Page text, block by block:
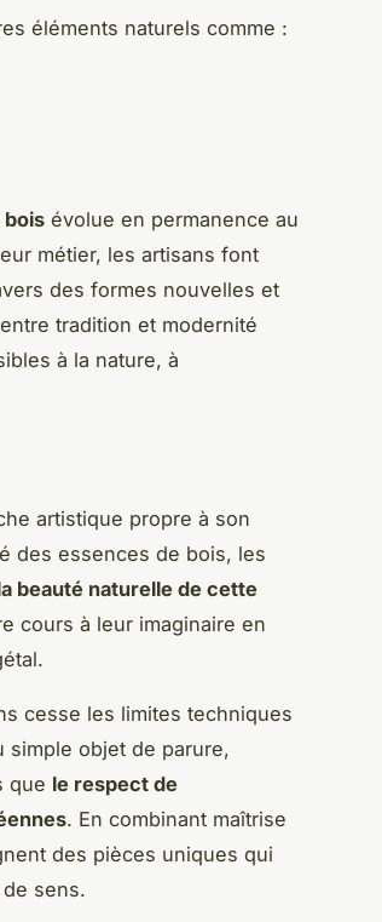
éléments naturels comme :
bois évolue en permanence au
métier, les artisans font
des formes nouvelles et
tradition et modernité
à la nature, à
artistique propre à son
des essences de bois, les
beauté naturelle de cette
cours à leur imaginaire en
cesse les limites techniques
simple objet de parure,
que le respect de
. En combinant maîtrise
des pièces uniques qui
sens.